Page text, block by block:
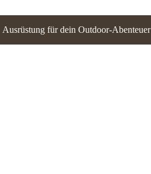
Ausrüstung für dein Outdoor-Abenteuer